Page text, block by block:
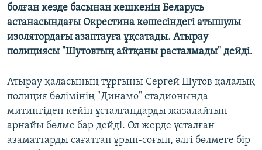
болған кезде басынан кешкенін Беларусь
астанасындағы Окрестина көшесіндегі атышулы
изолятордағы азаптауға ұқсатады. Атырау
полициясы "Шутовтың айтқаны расталмады" дейді.
Атырау қаласының тұрғыны Сергей Шутов қалалық
полиция бөлімінің "Динамо" стадионында
митингіден кейін ұсталғандарды жазалайтын
арнайы бөлме бар дейді. Ол жерде ұсталған
азаматтарды сағаттап ұрып-соғып, әлгі бөлмеге бір